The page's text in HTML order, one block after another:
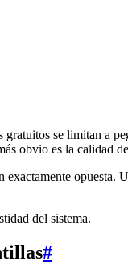
se limitan a
obvio es la calidad
exactamente
del sistema.
#